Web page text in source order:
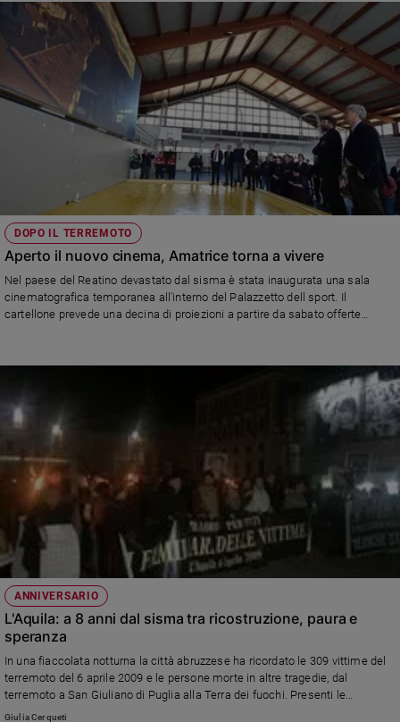
siamo
Contatti
Pubblicità
Redazione
Social
DOPO IL TERREMOTO
Aperto il nuovo cinema, Amatrice torna a vivere
Nel paese del Reatino devastato dal sisma è stata inaugurata una sala
cinematografica temporanea all'interno del Palazzetto dell sport. Il
cartellone prevede una decina di proiezioni a partire da sabato offerte
ANNIVERSARIO
L'Aquila: a 8 anni dal sisma tra ricostruzione, paura e
speranza
In una fiaccolata notturna la città abruzzese ha ricordato le 309 vittime del
terremoto del 6 aprile 2009 e le persone morte in altre tragedie, dal
terremoto a San Giuliano di Puglia alla Terra dei fuochi. Presenti le
delegazioni di Amatrice e Accumoli.
Giulia Cerqueti